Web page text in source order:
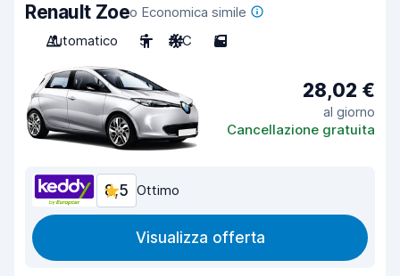
Renault Zoeo Economica simile
Automatico
5 A/C 5
28,02 €
al giorno
Cancellazione gratuita
8,5 Ottimo
Visualizza offerta